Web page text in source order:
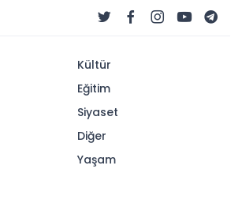
Kültür
Eğitim
Siyaset
Diğer
Yaşam